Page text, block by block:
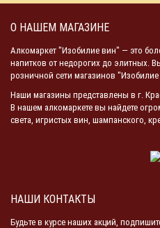
О НАШЕМ МАГАЗИНЕ
Алкомаркет "Изобилие вин" — это
напитков от недорогих до элитных.
розничной сети магазинов
Наши магазины представлены в г.
В нашем алкомаркете вы найдете
света, игристых вин, шампанского,
НАШИ КОНТАКТЫ
Будьте в курсе наших акций,